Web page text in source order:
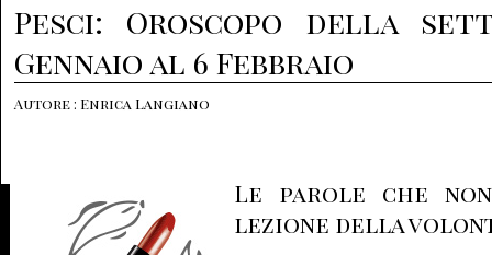
Pesci: Oroscopo della
Gennaio al 6 Febbraio
Autore : Enrica Langiano
Le parole che
lezione della